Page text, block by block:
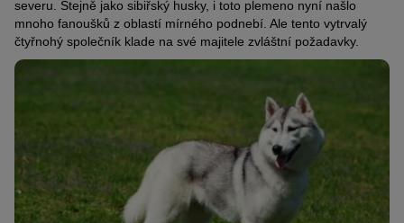
severu. Stejně jako sibiřský husky, i toto plemeno nyní našlo
mnoho fanoušků z oblastí mírného podnebí. Ale tento vytrvalý
čtyřnohý společník klade na své majitele zvláštní požadavky.